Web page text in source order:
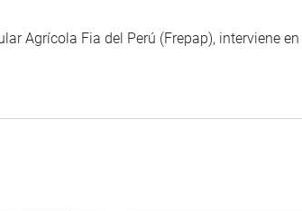
Agrícola Fia del Perú (Frepap), interviene